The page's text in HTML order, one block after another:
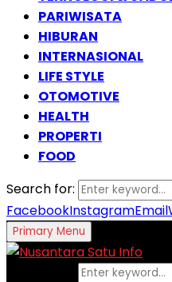
PARIWISATA
HIBURAN
INTERNASIONAL
LIFE STYLE
OTOMOTIVE
HEALTH
PROPERTI
FOOD
Search for:
FacebookInstagramEmail
Primary Menu